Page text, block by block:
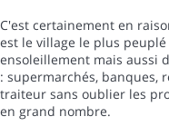
C'est certainement en
est le village le plus
ensoleillement mais aussi
: supermarchés, banques,
traiteur sans oublier les
en grand nombre.